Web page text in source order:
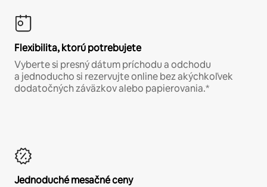
Flexibilita, ktorú potrebujete
Vyberte si presný dátum príchodu a odchodu
a jednoducho si rezervujte online bez akýchkoľvek
dodatočných záväzkov alebo papierovania.*
Jednoduché mesačné ceny